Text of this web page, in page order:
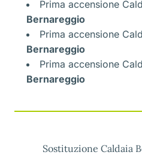
Prima accensione
Bernareggio
Prima accensione
Bernareggio
Prima accensione
Bernareggio
Sostituzione Caldaia